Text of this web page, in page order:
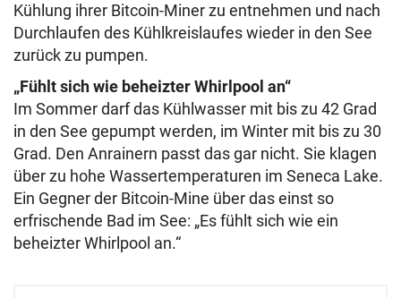
Kühlung ihrer Bitcoin-Miner zu entnehmen und nach
Durchlaufen des Kühlkreislaufes wieder in den See
zurück zu pumpen.
„Fühlt sich wie beheizter Whirlpool an“
Im Sommer darf das Kühlwasser mit bis zu 42 Grad
in den See gepumpt werden, im Winter mit bis zu 30
Grad. Den Anrainern passt das gar nicht. Sie klagen
über zu hohe Wassertemperaturen im Seneca Lake.
Ein Gegner der Bitcoin-Mine über das einst so
erfrischende Bad im See: „Es fühlt sich wie ein
beheizter Whirlpool an.“